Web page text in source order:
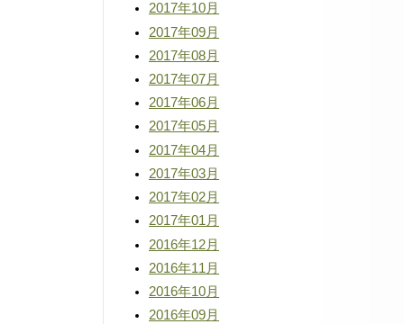
2017年10月
2017年09月
2017年08月
2017年07月
2017年06月
2017年05月
2017年04月
2017年03月
2017年02月
2017年01月
2016年12月
2016年11月
2016年10月
2016年09月